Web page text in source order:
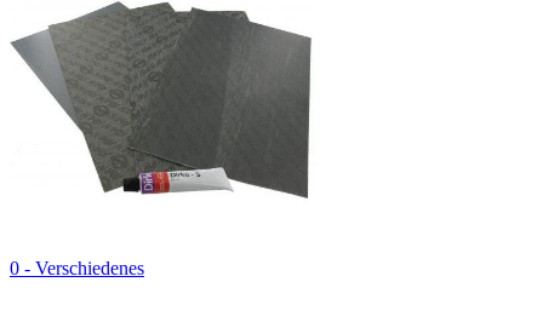
0 - Verschiedenes